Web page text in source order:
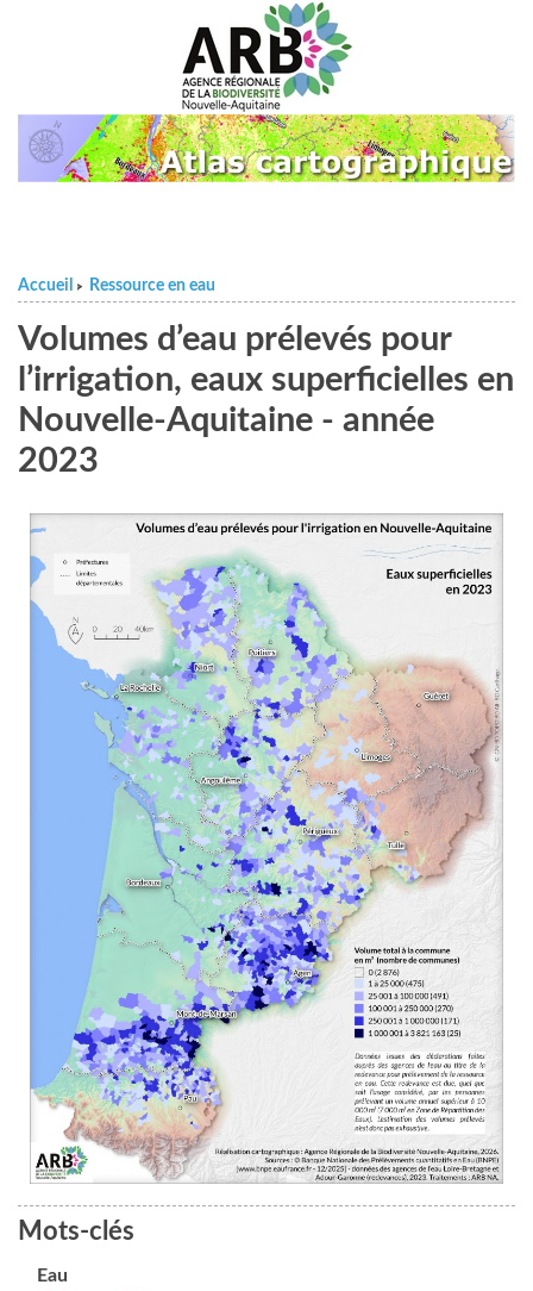
Accueil > Ressource en eau
Volumes d’eau prélevés pour
l’irrigation, eaux superficielles en
Nouvelle-Aquitaine - année
2023
Mots-clés
Eau